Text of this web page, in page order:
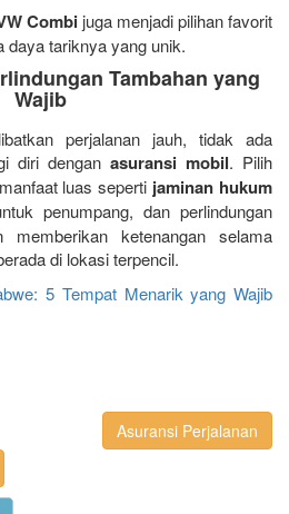
Combi juga menjadi pilihan favorit
daya tariknya yang unik.
Tambahan yang
Wajib
perjalanan jauh, tidak ada
diri dengan asuransi mobil. Pilih
luas seperti jaminan hukum
penumpang, dan perlindungan
ketenangan selama
di lokasi terpencil.
5 Tempat Menarik yang Wajib
Asuransi Perjalanan